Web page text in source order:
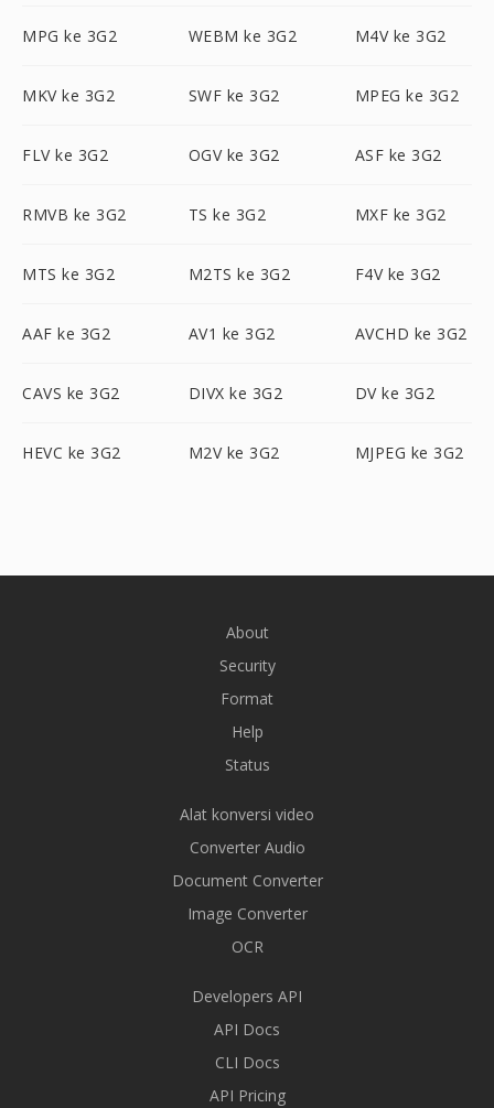
MPG ke 3G2 WEBM ke 3G2 M4V ke 3G2
MKV ke 3G2 SWF ke 3G2 MPEG ke 3G2
FLV ke 3G2 OGV ke 3G2 ASF ke 3G2
RMVB ke 3G2 TS ke 3G2 MXF ke 3G2
MTS ke 3G2 M2TS ke 3G2 F4V ke 3G2
AAF ke 3G2 AV1 ke 3G2 AVCHD ke 3G2
CAVS ke 3G2 DIVX ke 3G2 DV ke 3G2
HEVC ke 3G2 M2V ke 3G2 MJPEG ke 3G2
About
Security
Format
Help
Status
Alat konversi video
Converter Audio
Document Converter
Image Converter
OCR
Developers API
API Docs
CLI Docs
API Pricing